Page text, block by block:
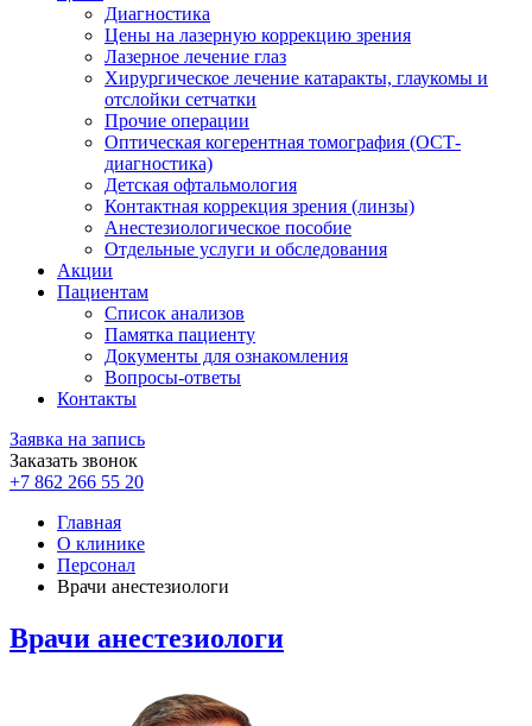
Диагностика
Цены на лазерную коррекцию зрения
Лазерное лечение глаз
Хирургическое лечение катаракты, глаукомы и
отслойки сетчатки
Прочие операции
Оптическая когерентная томография (ОСТ-
диагностика)
Детская офтальмология
Контактная коррекция зрения (линзы)
Анестезиологическое пособие
Отдельные услуги и обследования
Акции
Пациентам
Список анализов
Памятка пациенту
Документы для ознакомления
Вопросы-ответы
Контакты
Заявка на запись
Заказать звонок
+7 862 266 55 20
Главная
О клинике
Персонал
Врачи анестезиологи
Врачи анестезиологи